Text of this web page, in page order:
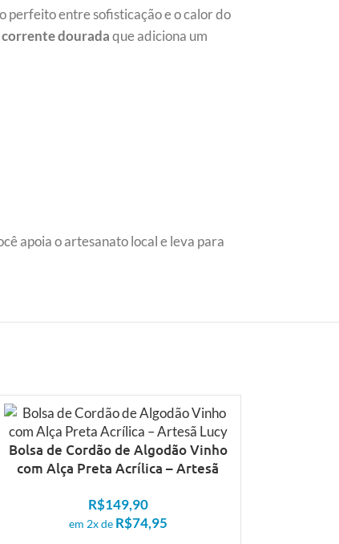
perfeito entre sofisticação e o calor do
corrente douradaque adiciona um
apoia o artesanato local e leva para
Bolsa de Cordão de Algodão Vinho
com Alça Preta Acrílica – Artesã
R$149,90
em 2x de R$74,95